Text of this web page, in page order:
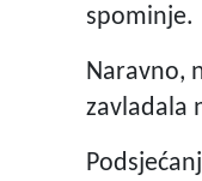
spominje.
Naravno,
zavladala